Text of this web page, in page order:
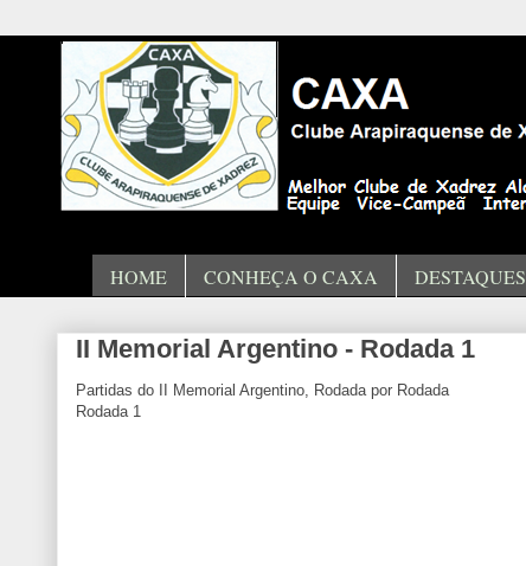
HOME CONHEÇA O CAXA DESTAQUES
II Memorial Argentino - Rodada 1
Partidas do II Memorial Argentino, Rodada por Rodada
Rodada 1